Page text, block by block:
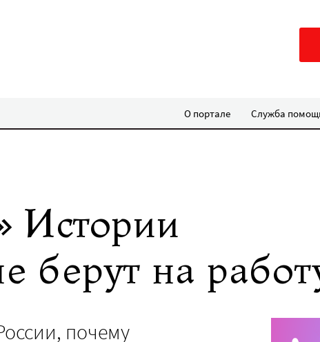
О портале Служба
Истории
берут на
почему